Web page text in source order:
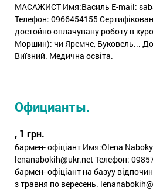
МАСАЖИСТ Имя:Василь E-mail:
Телефон: 0966454155
достойно оплачувану роботу в
Моршин): чи Яремче, Буковель...
Виїзний. Медична освіта.
Официанты.
, 1 грн.
бармен- офіціант Имя:Olena
lenanabokih@ukr.net Телефон:
бармен- офіціант на базуу
з травня по вересень.